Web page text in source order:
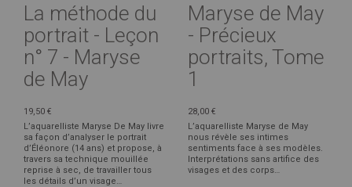
La méthode du
portrait - Leçon
n° 7 - Maryse
de May
19,50 €
L’aquarelliste Maryse De May livre
sa façon d’analyser le portrait
d’Éléonore (14 ans) et propose, à
travers sa technique mouillée
reprise à sec, de travailler tous
les détails d’un visage…
Maryse de May
- Précieux
portraits, Tome
1
28,00 €
L’aquarelliste Maryse de May
nous révèle ses intimes
sentiments face à ses modèles.
Interprétations sans artifice des
visages et des corps…